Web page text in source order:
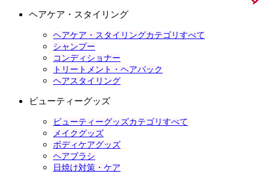
ヘアケア・スタイリング
ヘアケア・スタイリングカテゴリすべて
シャンプー
コンディショナー
トリートメント・ヘアパック
ヘアスタイリング
ビューティーグッズ
ビューティーグッズカテゴリすべて
メイクグッズ
ボディケアグッズ
ヘアブラシ
日焼け対策・ケア